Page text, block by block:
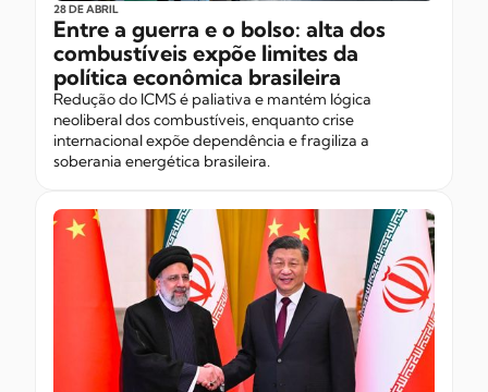
28 DE ABRIL
Entre a guerra e o bolso: alta dos
combustíveis expõe limites da
política econômica brasileira
Redução do ICMS é paliativa e mantém lógica
neoliberal dos combustíveis, enquanto crise
internacional expõe dependência e fragiliza a
soberania energética brasileira.